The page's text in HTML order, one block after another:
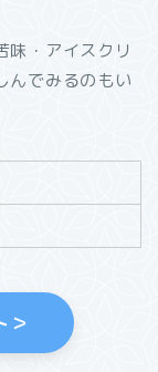
味・アイスクリ
んでみるのもい
＞